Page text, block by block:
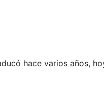
hace varios años,